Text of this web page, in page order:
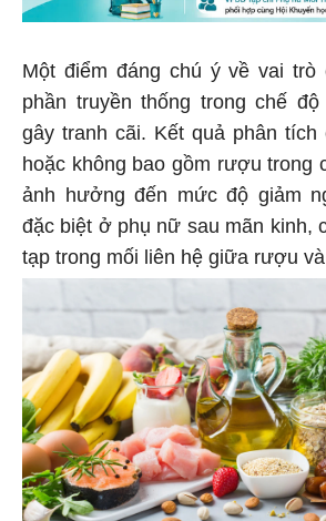
Một điểm đáng chú ý về vai trò
phần truyền thống trong chế
gây tranh cãi. Kết quả phân tích
hoặc không bao gồm rượu trong
ảnh hưởng đến mức độ giảm
đặc biệt ở phụ nữ sau mãn kinh,
tạp trong mối liên hệ giữa rượu và